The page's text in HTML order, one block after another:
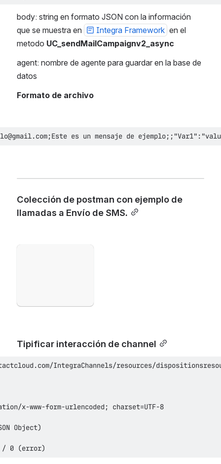
body: string en formato JSON con la información
que se muestra en
Integra Framework en el
metodo UC_sendMailCampaignv2_async
agent: nombre de agente para guardar en la base de
datos
Formato de archivo
es un mensaje de
Colección de postman con ejemplo de
llamadas a Envío de SMS.
Tipificar interacción de channel
/ 0 (error)